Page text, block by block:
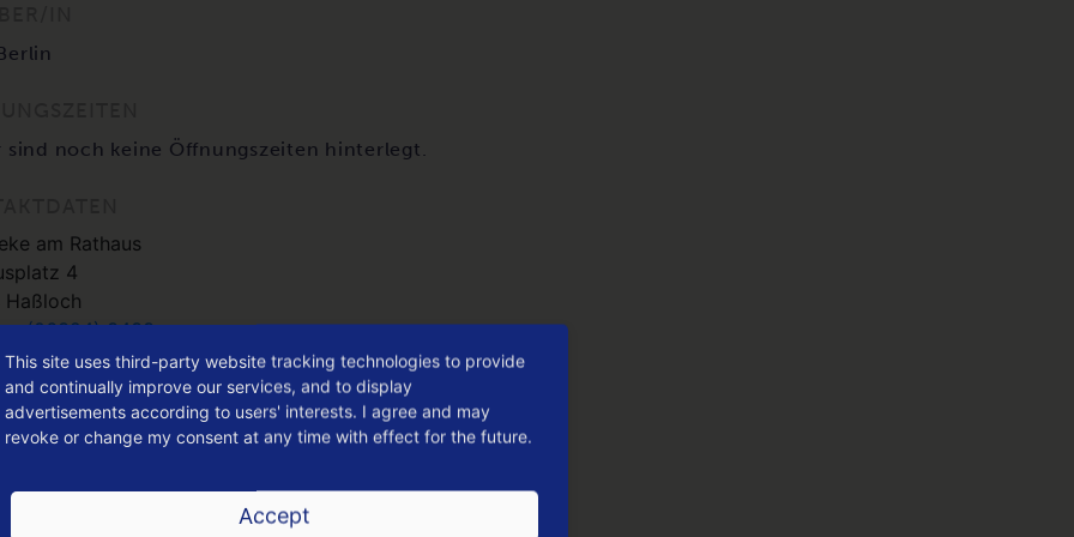
sind noch keine Öffnungszeiten hinterlegt.
am Rathaus
4
Haßloch
(06324) 3433
rathausapo67454@web.de
https://www.pillenonline.de/apotheke-am-rathaus/
KANNST DU DEN DEIN HASSLOCH GUTSCHEIN
This site uses third-party website tracking technologies to provide
and continually improve our services, and to display
advertisements according to users' interests. I agree and may
revoke or change my consent at any time with effect for the future.
Accept